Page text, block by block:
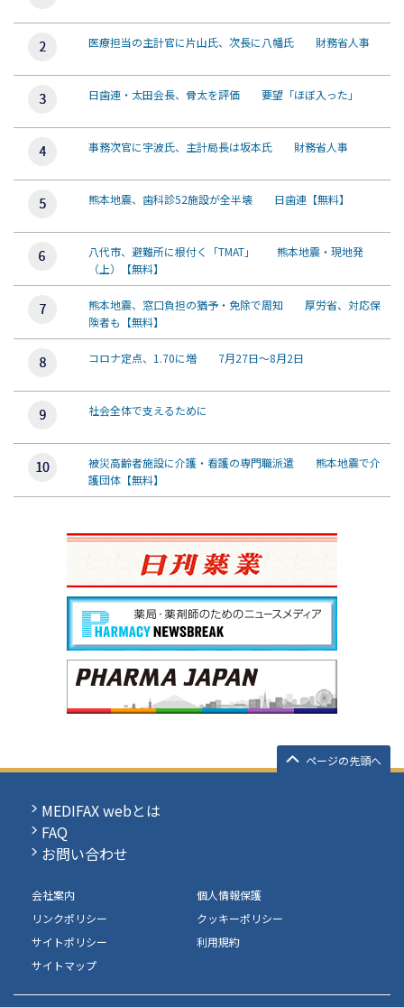
医療担当の主計官に片山氏、次長に八幡氏 財務省人事
日歯連・太田会長、骨太を評価 要望「ほぼ入った」
事務次官に宇波氏、主計局長は坂本氏 財務省人事
熊本地震、歯科診52施設が全半壊 日歯連【無料】
八代市、避難所に根付く「TMAT」 熊本地震・現地発
（上）【無料】
熊本地震、窓口負担の猶予・免除で周知 厚労省、対応保
険者も【無料】
コロナ定点、1.70に増 7月27日～8月2日
社会全体で支えるために
被災高齢者施設に介護・看護の専門職派遣 熊本地震で介
護団体【無料】
ページの先頭へ
MEDIFAX webとは
FAQ
お問い合わせ
会社案内
個人情報保護
リンクポリシー
クッキーポリシー
サイトポリシー
利用規約
サイトマップ